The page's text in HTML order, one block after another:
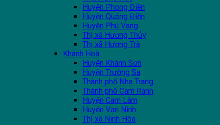
Huyện Phong Điền
Huyện Quảng Điền
Huyện Phú Vang
Thị xã Hương Thủy
Thị xã Hương Trà
Khánh Hoà
Huyện Khánh Sơn
Huyện Trường Sa
Thành phố Nha Trang
Thành phố Cam Ranh
Huyện Cam Lâm
Huyện Vạn Ninh
Thị xã Ninh Hòa